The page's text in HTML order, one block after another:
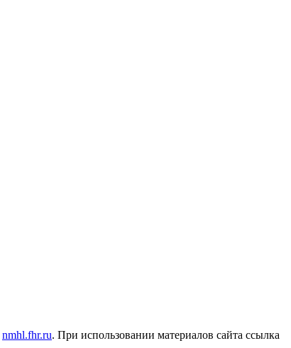
nmhl.fhr.ru. При использовании материалов сайта ссылка